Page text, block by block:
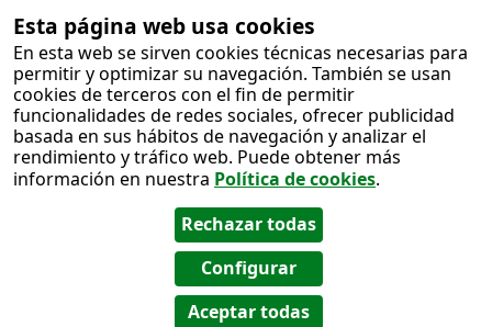
Esta página web usa cookies
En esta web se sirven cookies técnicas necesarias para
permitir y optimizar su navegación. También se usan
cookies de terceros con el fin de permitir
funcionalidades de redes sociales, ofrecer publicidad
basada en sus hábitos de navegación y analizar el
rendimiento y tráfico web. Puede obtener más
información en nuestra Política de cookies.